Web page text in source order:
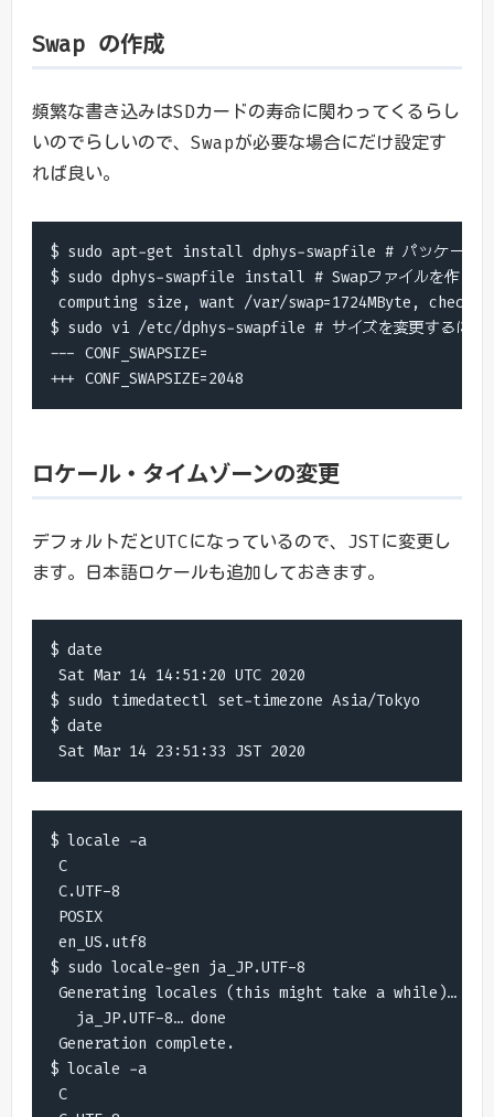
Swap の作成
頻繁な書き込みはSDカードの寿命に関わってくるらし
いのでらしいので、Swapが必要な場合にだけ設定す
れば良い。
$ sudo apt-get install dphys-swapfile # パッケージ入
$ sudo dphys-swapfile install # Swapファイルを作って
computing size, want /var/swap=1724MByte,
$ sudo vi /etc/dphys-swapfile # サイズを変更するには
--- CONF_SWAPSIZE=
+++ CONF_SWAPSIZE=2048
ロケール・タイムゾーンの変更
デフォルトだとUTCになっているので、JSTに変更し
ます。日本語ロケールも追加しておきます。
$ date
Sat Mar 14 14:51:20 UTC 2020
$ sudo timedatectl set-timezone Asia/Tokyo
$ date
Sat Mar 14 23:51:33 JST 2020
$ locale -a
C
C.UTF-8
POSIX
en_US.utf8
$ sudo locale-gen ja_JP.UTF-8
Generating locales (this might take a while)…
   ja_JP.UTF-8… done
Generation complete.
$ locale -a
C